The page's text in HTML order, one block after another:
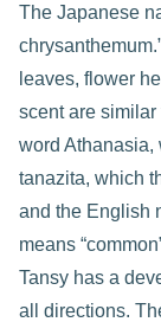
The Japanese
leaves, flower
scent are similar
word Athanasia,
tanazita, which
and the English
means
Tansy has a
all directions.